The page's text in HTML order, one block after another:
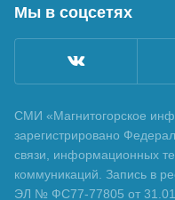
Мы в соцсетях
СМИ «Магнитогорское
зарегистрировано
связи, информационных
коммуникаций. Запись в
ЭЛ № ФС77-77805 от